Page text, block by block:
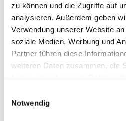
zu können und die Zugriffe auf
analysieren. Außerdem geben
Verwendung unserer Website
soziale Medien, Werbung und
Partner führen diese
weiteren Daten zusammen, die
Notwendig
Dies könnte